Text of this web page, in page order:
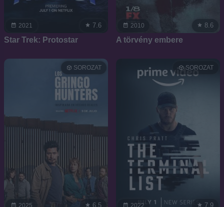
2021 7.6
Star Trek: Protostar
2010 8.6
A törvény embere
2025
SOROZAT
6.5 2022
SOROZAT
7.9